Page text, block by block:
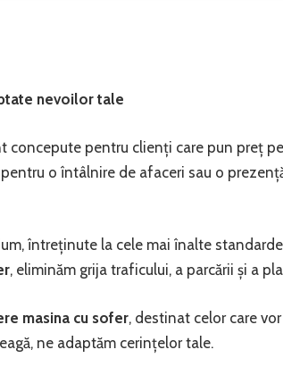
nevoilor tale
concepute pentru clienți care pun preț
o întâlnire de afaceri sau o
întreținute la cele mai înalte
, eliminăm grija traficului, a parcării și a
masina cu sofer, destinat celor care
ne adaptăm cerințelor tale.